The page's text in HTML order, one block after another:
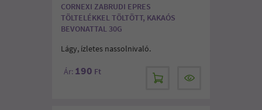
CORNEXI ZABRUDI EPRES
TÖLTELÉKKEL TÖLTÖTT, KAKAÓS
BEVONATTAL 30G
Lágy, ízletes nassolnivaló.
Ár: 190 Ft